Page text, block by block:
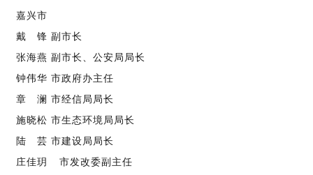
嘉兴市
戴 锋 副市长
张海燕 副市长、公安局局长
钟伟华 市政府办主任
章 澜 市经信局局长
施晓松 市生态环境局局长
陆 芸 市建设局局长
庄佳玥
市发改委副主任